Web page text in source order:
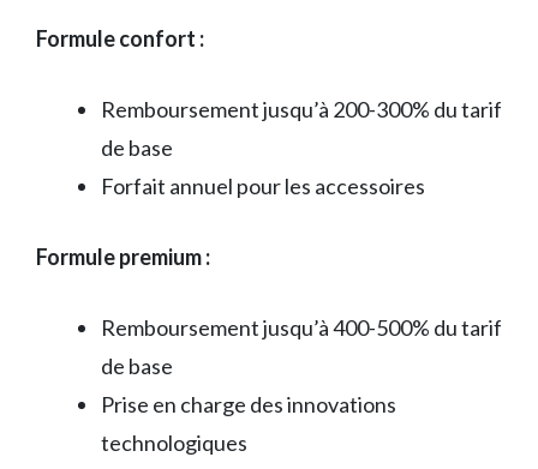
Formule confort :
Remboursement jusqu’à 200-300% du tarif
de base
Forfait annuel pour les accessoires
Formule premium :
Remboursement jusqu’à 400-500% du tarif
de base
Prise en charge des innovations
technologiques